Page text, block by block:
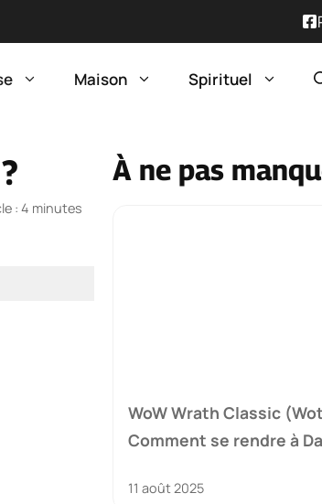
Maison Spirituel
: 4 minutes
À ne pas
WoW Wrath Classic
Comment se rendre à
11 août 2025